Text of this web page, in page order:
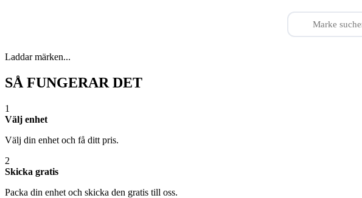
Laddar märken...
SÅ FUNGERAR DET
1
Välj enhet
Välj din enhet och få ditt pris.
2
Skicka gratis
Packa din enhet och skicka den gratis till oss.